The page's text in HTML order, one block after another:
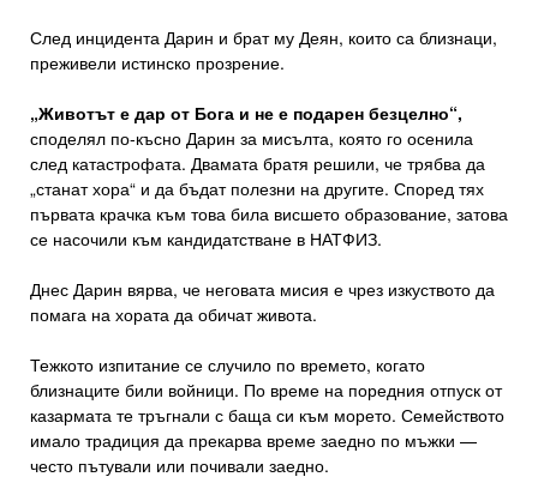
След инцидента Дарин и брат му Деян, които са близнаци,
преживели истинско прозрение.
„Животът е дар от Бога и не е подарен безцелно“,
споделял по-късно Дарин за мисълта, която го осенила
след катастрофата. Двамата братя решили, че трябва да
„станат хора“ и да бъдат полезни на другите. Според тях
първата крачка към това била висшето образование, затова
се насочили към кандидатстване в НАТФИЗ.
Днес Дарин вярва, че неговата мисия е чрез изкуството да
помага на хората да обичат живота.
Тежкото изпитание се случило по времето, когато
близнаците били войници. По време на поредния отпуск от
казармата те тръгнали с баща си към морето. Семейството
имало традиция да прекарва време заедно по мъжки —
често пътували или почивали заедно.